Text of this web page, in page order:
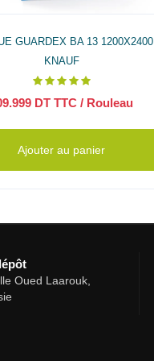
GUARDEX BA 13 1200X2400
KNAUF
DT TTC / Rouleau
Ajouter au panier
Oued Laarouk,